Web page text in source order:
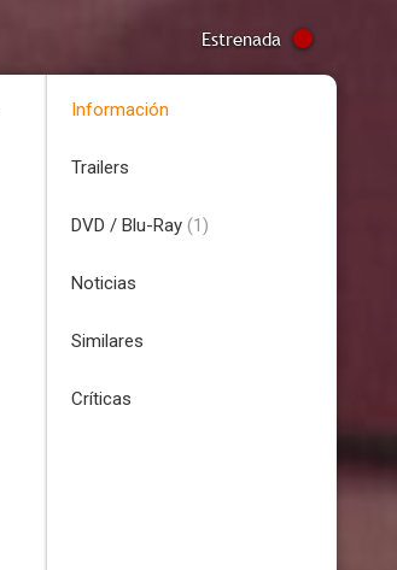
Estrenada
Información
Trailers
DVD / Blu-Ray (1)
Noticias
Similares
Críticas